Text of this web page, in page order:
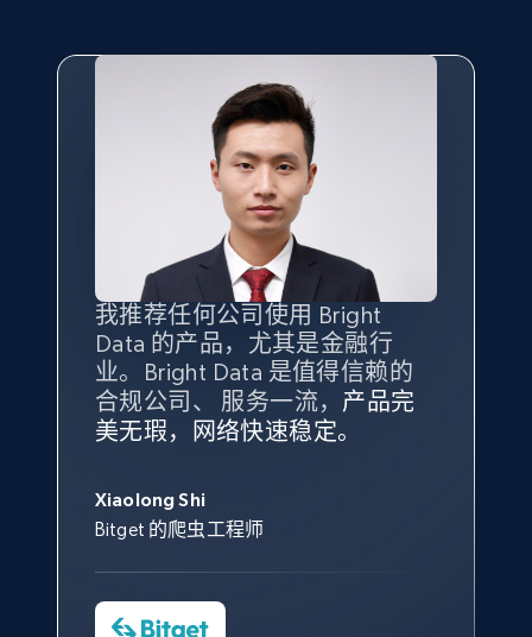
2.1K+
Facebook Marketplace - Collect Facebook
marketplace listings by keyword
URL, Title, Initial price, Final price, Currency,
Product id, Breadcrumbs, Condition, and more.
2.1K+ 170+ 注册使用
URL, Title, Initial price, Final price, Currency,
Product id, Breadcrumbs, Condition, and more.
我推荐任何公司使用 Bright
Data 的产品，尤其是金融行
业。Bright Data 是值得信赖的
合规公司、 服务一流， 产品完
美无瑕，网络快速稳定。
Xiaolong Shi
Bitget 的爬虫工程师
Bright Data 拥有自有代理基础
设施，助您持续获取网络数据。
帮助您轻松绕过烦人的验证码
（CAPTCHA）。
数据科学专家
根据我的使用体验，Bright Data
的服务价值不可估量。Bright
共网络数据以满足需求，并通过
其支持团队和开发团队，让我们
Charmagne Cruz
最重要的是拥有质量 最好、
最多的数据，而这正是 Bright
Data 和 tgndata 发挥作用的地
方。
tgndata 的首席执行官 (CEO)
我们对 Bright Data 的可靠性印
象深刻，对整体服务也非常满
沟通，他的协助对我们非常有帮
助。
Convert Group 的 CTO
我们对与 Bright Data 的合作感
到非常满意。各方面都很不错，
服务和支持团队也非常认可。